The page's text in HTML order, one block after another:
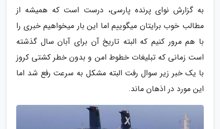
به گزارش نوای پرنده پارسی، درست است که همیشه از
مطالب خوب برایتان میگوییم اما این بار میخواهیم خبری را
با هم مرور کنیم که البته تاریخ آن برای آبان سال گذشته
است زمانی که تبلیغات خطوط امن و بدون خطر کشتی کروز
با یک خبر زیر سوال رفت البته مشکل به سرعت رفع شد اما
این مورد در اذهان ماند.